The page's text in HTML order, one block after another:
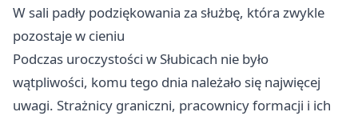
W sali padły podziękowania za służbę, która zwykle
pozostaje w cieniu
Podczas uroczystości w Słubicach nie było
wątpliwości, komu tego dnia należało się najwięcej
uwagi. Strażnicy graniczni, pracownicy formacji i ich